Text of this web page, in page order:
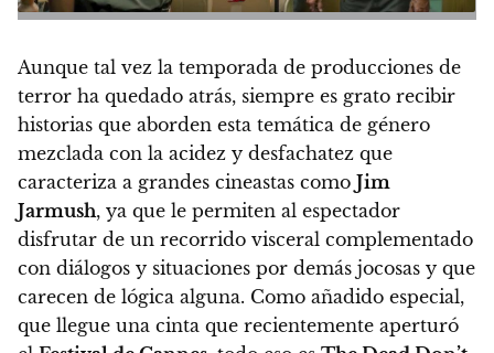
Aunque tal vez la temporada de producciones de
terror ha quedado atrás, siempre es grato recibir
historias que aborden esta temática de género
mezclada con la acidez y desfachatez que
caracteriza a grandes cineastas como Jim
Jarmush, ya que le permiten al espectador
disfrutar de un recorrido visceral complementado
con diálogos y situaciones por demás jocosas y que
carecen de lógica alguna. Como añadido especial,
que llegue una cinta que recientemente aperturó